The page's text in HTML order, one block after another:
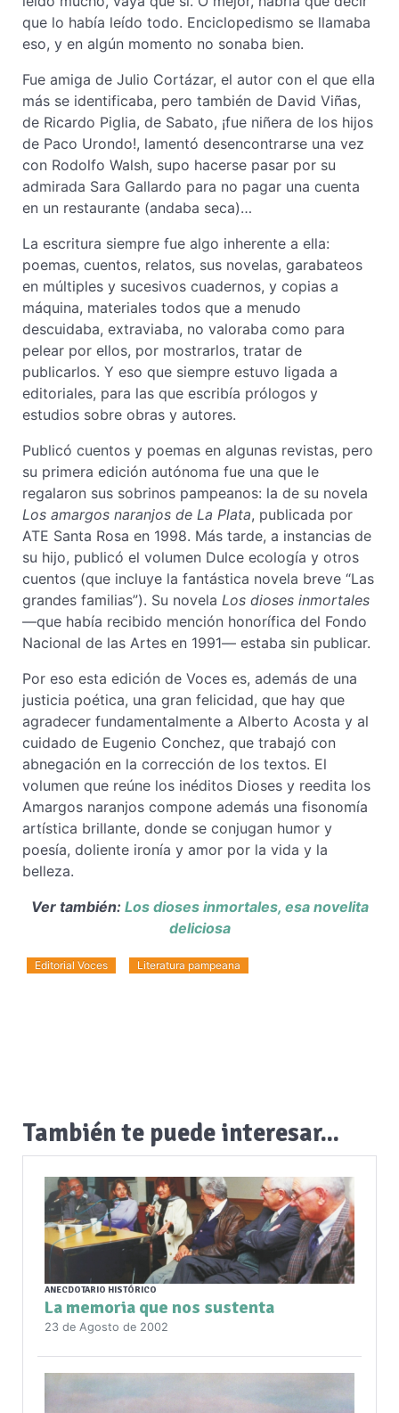
que lo había leído todo. Enciclopedismo se llamaba
eso, y en algún momento no sonaba bien.
Fue amiga de Julio Cortázar, el autor con el que ella
más se identificaba, pero también de David Viñas,
de Ricardo Piglia, de Sabato, ¡fue niñera de los hijos
de Paco Urondo!, lamentó desencontrarse una vez
con Rodolfo Walsh, supo hacerse pasar por su
admirada Sara Gallardo para no pagar una cuenta
en un restaurante (andaba seca)…
La escritura siempre fue algo inherente a ella:
poemas, cuentos, relatos, sus novelas, garabateos
en múltiples y sucesivos cuadernos, y copias a
máquina, materiales todos que a menudo
descuidaba, extraviaba, no valoraba como para
pelear por ellos, por mostrarlos, tratar de
publicarlos. Y eso que siempre estuvo ligada a
editoriales, para las que escribía prólogos y
estudios sobre obras y autores.
Publicó cuentos y poemas en algunas revistas, pero
su primera edición autónoma fue una que le
regalaron sus sobrinos pampeanos: la de su novela
Los amargos naranjos de La Plata, publicada por
ATE Santa Rosa en 1998. Más tarde, a instancias de
su hijo, publicó el volumen Dulce ecología y otros
cuentos (que incluye la fantástica novela breve “Las
grandes familias”). Su novela Los dioses inmortales
—que había recibido mención honorífica del Fondo
Nacional de las Artes en 1991— estaba sin publicar.
Por eso esta edición de Voces es, además de una
justicia poética, una gran felicidad, que hay que
agradecer fundamentalmente a Alberto Acosta y al
cuidado de Eugenio Conchez, que trabajó con
abnegación en la corrección de los textos. El
volumen que reúne los inéditos Dioses y reedita los
Amargos naranjos compone además una fisonomía
artística brillante, donde se conjugan humor y
poesía, doliente ironía y amor por la vida y la
belleza.
Ver también: Los dioses inmortales, esa novelita
deliciosa
Editorial Voces Literatura pampeana
También te puede interesar...
ANECDOTARIO HISTÓRICO
La memoria que nos sustenta
23 de Agosto de 2002